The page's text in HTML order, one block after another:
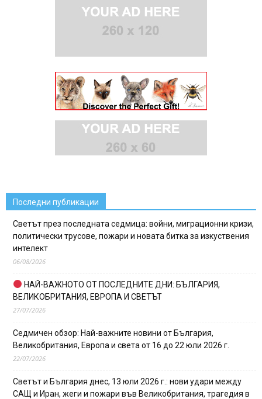
Последни публикации
Светът през последната седмица: войни, миграционни кризи,
политически трусове, пожари и новата битка за изкуствения
интелект
06/08/2026
НАЙ-ВАЖНОТО ОТ ПОСЛЕДНИТЕ ДНИ: БЪЛГАРИЯ,
ВЕЛИКОБРИТАНИЯ, ЕВРОПА И СВЕТЪТ
27/07/2026
Седмичен обзор: Най-важните новини от България,
Великобритания, Европа и света от 16 до 22 юли 2026 г.
22/07/2026
Светът и България днес, 13 юли 2026 г.: нови удари между
САЩ и Иран, жеги и пожари във Великобритания, трагедия в